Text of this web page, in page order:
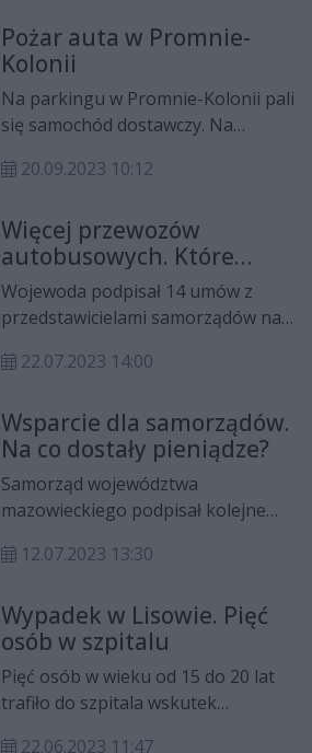
Pożar auta w Promnie-
Kolonii
Na parkingu w Promnie-Kolonii pali
się samochód dostawczy. Na
20.09.2023 10:12
Więcej przewozów
autobusowych. Które
gminy skorzystają?
Wojewoda podpisał 14 umów z
przedstawicielami samorządów na
organizatora transportu
Rozwoju Przewozów
Autobusowych. Samorządy
otrzymają dopłatę o łącznej
wysokości ponad 1,2 mln zł na
uruchomienie 38 połączeń
lokalnych o łącznej długości 848,4
22.07.2023 14:00
Wsparcie dla samorządów.
Na co dostały pieniądze?
Samorząd województwa
mazowieckiego podpisał kolejne
dofinansowanie w ramach różnych
wśród nich m.in. inwestycje
związane z tworzeniem centrów
integracji i bazy sportowej, zadania
dotyczące zdrowia kobiet czy
inicjatywy młodzieżowych rad
gminnych. Podpisano też umowy na
12.07.2023 13:30
Wypadek w Lisowie. Pięć
osób w szpitalu
Pięć osób w wieku od 15 do 20 lat
trafiło do szpitala wskutek
22.06.2023 11:47